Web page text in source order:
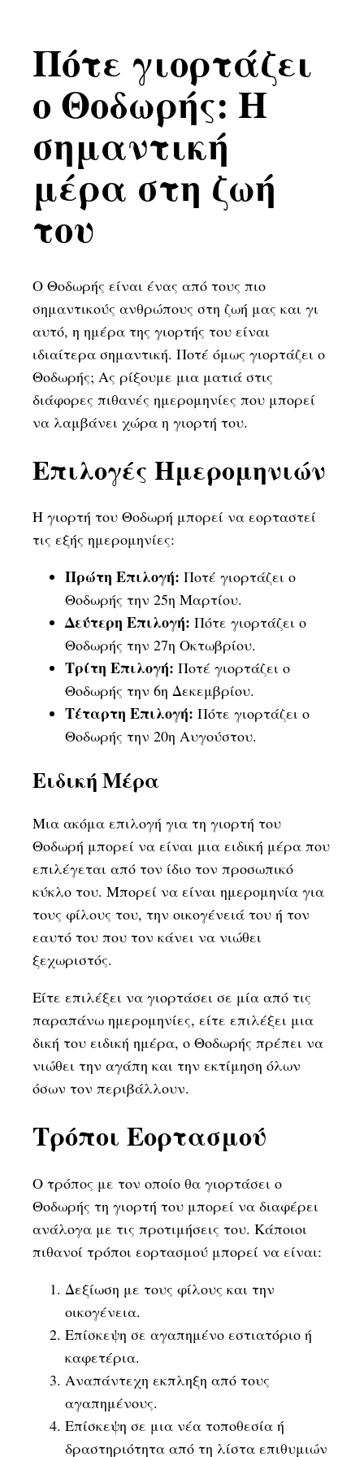
Πότε γιορτάζει
ο Θοδωρής: Η
σημαντική
μέρα στη ζωή
του
Ο Θοδωρής είναι ένας από τους πιο
σημαντικούς ανθρώπους στη ζωή μας και γι
αυτό, η ημέρα της γιορτής του είναι
ιδιαίτερα σημαντική. Ποτέ όμως γιορτάζει ο
Θοδωρής; Ας ρίξουμε μια ματιά στις
διάφορες πιθανές ημερομηνίες που μπορεί
να λαμβάνει χώρα η γιορτή του.
Επιλογές Ημερομηνιών
Η γιορτή του Θοδωρή μπορεί να εορταστεί
τις εξής ημερομηνίες:
Πρώτη Επιλογή: Ποτέ γιορτάζει ο
Θοδωρής την 25η Μαρτίου.
Δεύτερη Επιλογή: Πότε γιορτάζει ο
Θοδωρής την 27η Οκτωβρίου.
Τρίτη Επιλογή: Ποτέ γιορτάζει ο
Θοδωρής την 6η Δεκεμβρίου.
Τέταρτη Επιλογή: Πότε γιορτάζει ο
Θοδωρής την 20η Αυγούστου.
Ειδική Μέρα
Μια ακόμα επιλογή για τη γιορτή του
Θοδωρή μπορεί να είναι μια ειδική μέρα που
επιλέγεται από τον ίδιο τον προσωπικό
κύκλο του. Μπορεί να είναι ημερομηνία για
τους φίλους του, την οικογένειά του ή τον
εαυτό του που τον κάνει να νιώθει
ξεχωριστός.
Είτε επιλέξει να γιορτάσει σε μία από τις
παραπάνω ημερομηνίες, είτε επιλέξει μια
δική του ειδική ημέρα, ο Θοδωρής πρέπει να
νιώθει την αγάπη και την εκτίμηση όλων
όσων τον περιβάλλουν.
Τρόποι Εορτασμού
Ο τρόπος με τον οποίο θα γιορτάσει ο
Θοδωρής τη γιορτή του μπορεί να διαφέρει
ανάλογα με τις προτιμήσεις του. Κάποιοι
πιθανοί τρόποι εορτασμού μπορεί να είναι:
Δεξίωση με τους φίλους και την
οικογένεια.
Επίσκεψη σε αγαπημένο εστιατόριο ή
καφετέρια.
Αναπάντεχη εκπληξη από τους
αγαπημένους.
Επίσκεψη σε μια νέα τοποθεσία ή
δραστηριότητα από τη λίστα επιθυμιών